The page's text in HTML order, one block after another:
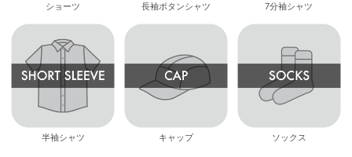
ショーツ 長袖ボタンシャツ 7分袖シャツ
半袖シャツ キャップ ソックス